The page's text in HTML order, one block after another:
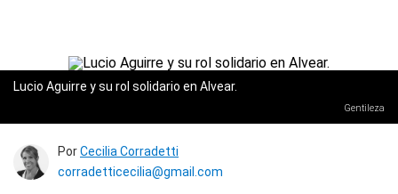
Lucio Aguirre y su rol solidario en Alvear.
Gentileza
PorCecilia Corradetti
corradetticecilia@gmail.com